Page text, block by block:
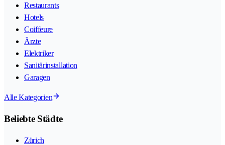
Restaurants
Hotels
Coiffeure
Ärzte
Elektriker
Sanitärinstallation
Garagen
Alle Kategorien
Beliebte Städte
Zürich